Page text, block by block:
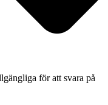
för att svara på